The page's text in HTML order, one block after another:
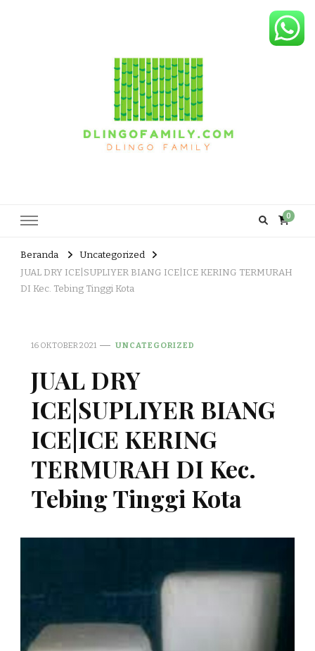
0
Beranda
Uncategorized
JUAL DRY ICE|SUPLIYER BIANG ICE|ICE KERING TERMURAH
DI Kec. Tebing Tinggi Kota
16 OKTOBER 2021 UNCATEGORIZED
JUAL DRY
ICE|SUPLIYER BIANG
ICE|ICE KERING
TERMURAH DI Kec.
Tebing Tinggi Kota